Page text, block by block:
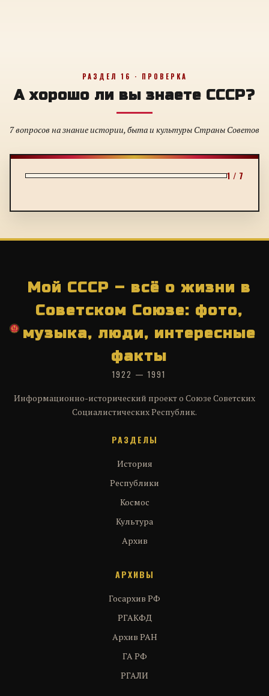
РАЗДЕЛ 16 · ПРОВЕРКА
А хорошо ли вы знаете СССР?
7 вопросов на знание истории, быта и культуры Страны Советов
1 / 7
Мой СССР – всё о жизни в
Советском Союзе: фото,
музыка, люди, интересные
факты
1922 — 1991
Информационно-исторический проект о Союзе Советских
Социалистических Республик.
РАЗДЕЛЫ
История
Республики
Космос
Культура
Архив
АРХИВЫ
Госархив РФ
РГАКФД
Архив РАН
ГА РФ
РГАЛИ